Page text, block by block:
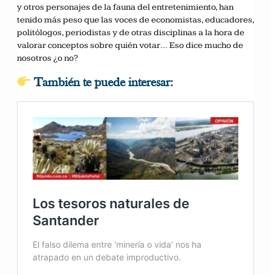
y otros personajes de la fauna del entretenimiento, han
tenido más peso que las voces de economistas, educadores,
politólogos, periodistas y de otras disciplinas a la hora de
valorar conceptos sobre quién votar… Eso dice mucho de
nosotros ¿o no?
También te puede interesar: